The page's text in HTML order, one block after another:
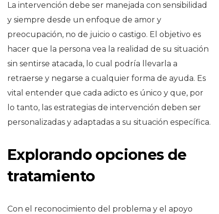
La intervención debe ser manejada con sensibilidad
y siempre desde un enfoque de amor y
preocupación, no de juicio o castigo. El objetivo es
hacer que la persona vea la realidad de su situación
sin sentirse atacada, lo cual podría llevarla a
retraerse y negarse a cualquier forma de ayuda. Es
vital entender que cada adicto es único y que, por
lo tanto, las estrategias de intervención deben ser
personalizadas y adaptadas a su situación específica.
Explorando opciones de
tratamiento
Con el reconocimiento del problema y el apoyo